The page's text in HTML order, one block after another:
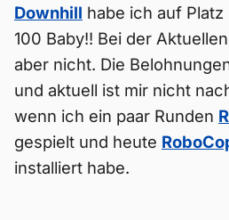
Downhill habe ich auf
100 Baby!! Bei der
aber nicht. Die
und aktuell ist mir nicht
wenn ich ein paar Runden
gespielt und heute
installiert habe.